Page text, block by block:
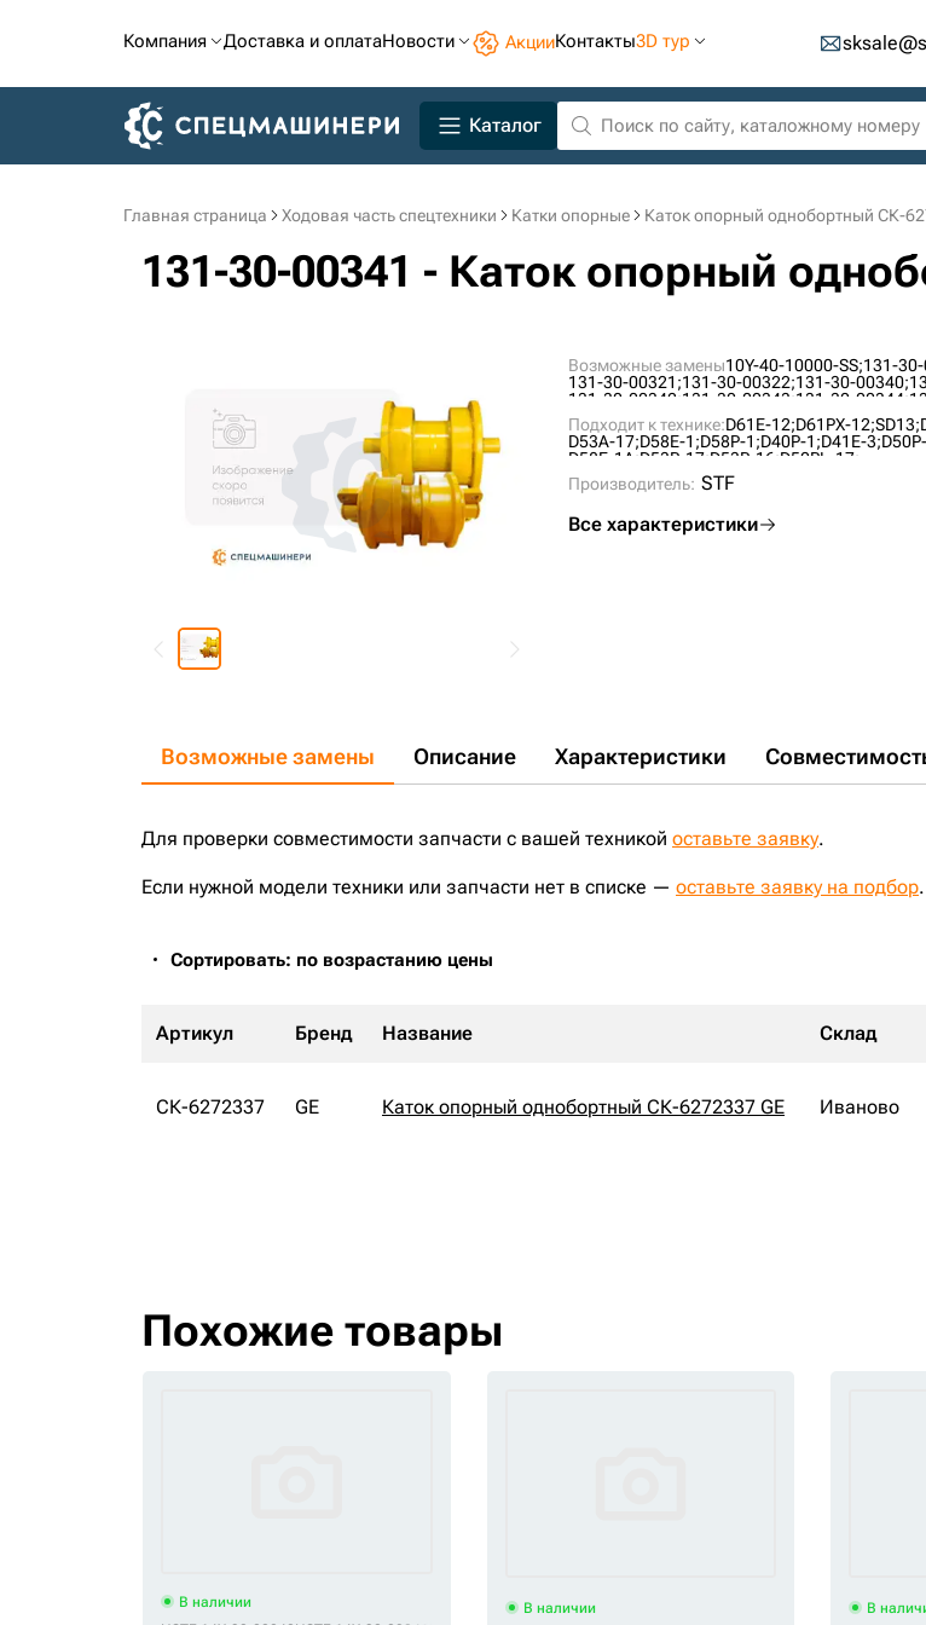
Компания Доставка и оплатаНовости АкцииКонтакты3D тур
Каталог
Главная страница Ходовая часть спецтехники Катки опорные Каток опорный однобортный СК-
131-30-00341 - Каток опорный
Возможные замены10Y-40-10000-SS;131-
131-30-00321;131-30-00322;131-30-00340;
131-30-00342;131-30-00343;131-30-00344;
131-30-36112;
131-30-56100; 140-30-00050;
140-30-00052;140-30-00053;140-30-00072;
A4060000Y00;KM11C;KM859;UF173K0T;
Подходит к технике:D61E-12;D61PX-12;SD13;
D53A-17;D58E-1;D58P-1;D40P-1;D41E-3;
D58E-1A;D53P-17;D53P-16;D50PL-17;
Производитель: STF
Все характеристики
Возможные замены Описание Характеристики
Для проверки совместимости запчасти с вашей техникой оставьте заявку.
Если нужной модели техники или запчасти нет в списке — оставьте заявку на подбор.
Сортировать: по возрастанию цены
Артикул Бренд Название Склад
СК-6272337 GE Каток опорный однобортный СК-6272337 GE Иваново
Похожие товары
В наличии
В наличии
В